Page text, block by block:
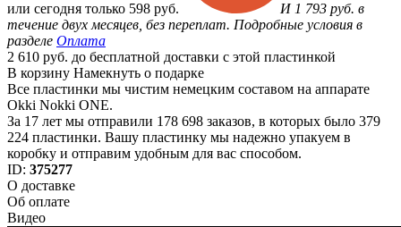
или сегодня только 598 руб.
И 1 793 руб. в
течение двух месяцев, без переплат. Подробные условия в
разделе Оплата
2 610 руб. до бесплатной доставки с этой пластинкой
В корзину Намекнуть о подарке
Все пластинки мы чистим немецким составом на аппарате
Okki Nokki ONE.
За 17 лет мы отправили 178 698 заказов, в которых было 379
224 пластинки. Вашу пластинку мы надежно упакуем в
коробку и отправим удобным для вас способом.
ID: 375277
О доставке
Об оплате
Видео